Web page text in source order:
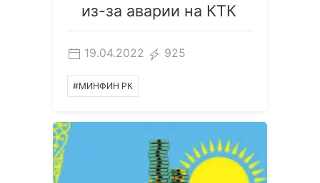
из-за аварии на КТК
19.04.2022 925
#МИНФИН РК